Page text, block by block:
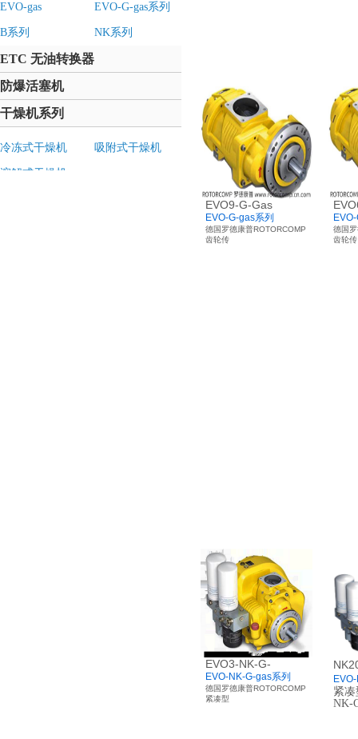
EVO-gas EVO-G-gas系列
B系列 NK系列
ETC 无油转换器
防爆活塞机
干燥机系列
冷冻式干燥机 吸附式干燥机
溶解式干燥机
EVO9-G-Gas
EVO-G-gas系列
德国罗德康普ROTORCOMP
齿轮传
德国
齿轮传
EVO3-NK-G-
EVO-NK-G-gas系列
德国罗德康普ROTORCOMP
紧凑型
紧
NK-